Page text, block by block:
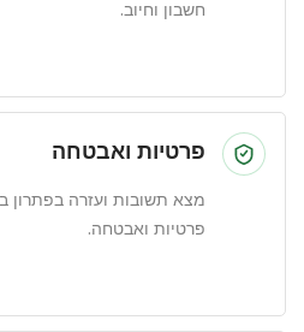
חשבון וחיוב.
פרטיות ואבטחה
פרטיות ואבטחה.